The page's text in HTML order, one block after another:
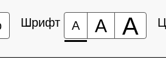
Шрифт А А А